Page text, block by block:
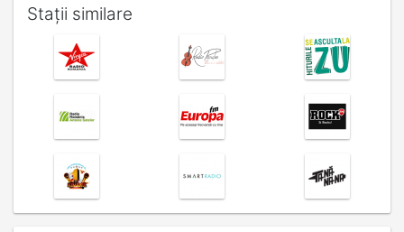
Stații similare